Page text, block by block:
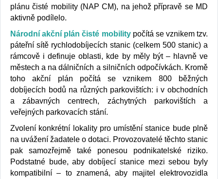
plánu čisté mobility (NAP CM), na jehož přípravě se MD
aktivně podílelo.
Národní akční plán čisté mobility počítá se vznikem tzv.
páteřní sítě rychlodobíjecích stanic (celkem 500 stanic) a
rámcově i definuje oblasti, kde by měly být – hlavně ve
městech a na dálničních a silničních odpočívkách. Kromě
toho akční plán počítá se vznikem 800 běžných
dobíjecích bodů na různých parkovištích: i v obchodních
a zábavných centrech, záchytných parkovištích a
veřejných parkovacích stání.
Zvolení konkrétní lokality pro umístění stanice bude plně
na uvážení žadatele o dotaci. Provozovatelé těchto stanic
pak samozřejmě také ponesou podnikatelské riziko.
Podstatné bude, aby dobíjecí stanice mezi sebou byly
kompatibilní – to znamená, aby majitel elektrovozidla